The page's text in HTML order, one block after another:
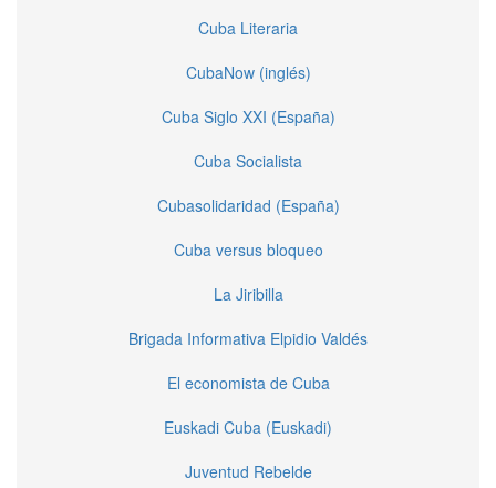
Cuba Literaria
CubaNow (inglés)
Cuba Siglo XXI (España)
Cuba Socialista
Cubasolidaridad (España)
Cuba versus bloqueo
La Jiribilla
Brigada Informativa Elpidio Valdés
El economista de Cuba
Euskadi Cuba (Euskadi)
Juventud Rebelde